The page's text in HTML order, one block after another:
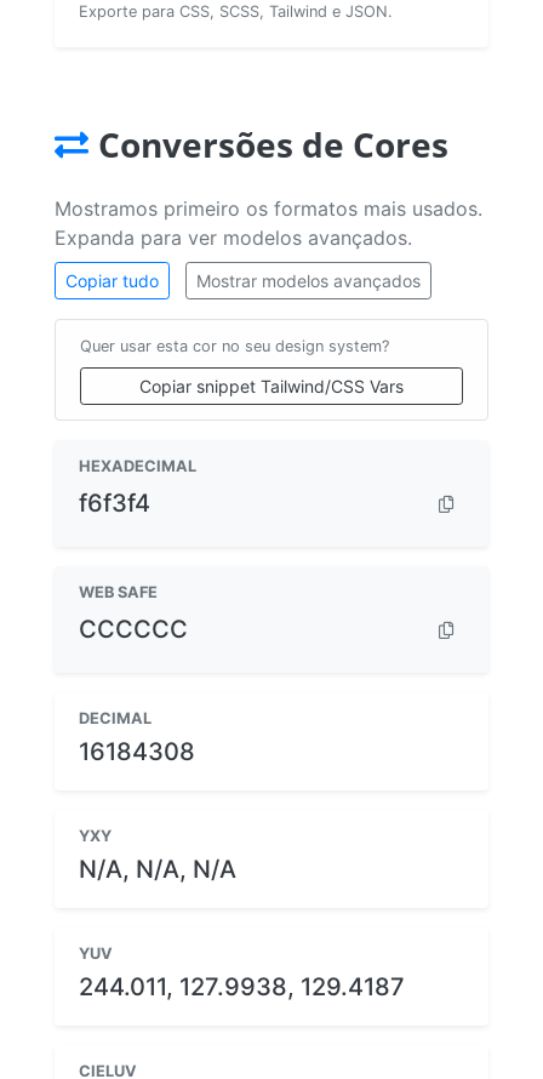
Exporte para CSS, SCSS, Tailwind e JSON.
Conversões de Cores
Mostramos primeiro os formatos mais usados.
Expanda para ver modelos avançados.
Copiar tudo Mostrar modelos avançados
Quer usar esta cor no seu design system?
Copiar snippet Tailwind/CSS Vars
HEXADECIMAL
f6f3f4
WEB SAFE
CCCCCC
DECIMAL
16184308
YXY
N/A, N/A, N/A
YUV
244.011, 127.9938, 129.4187
CIELUV